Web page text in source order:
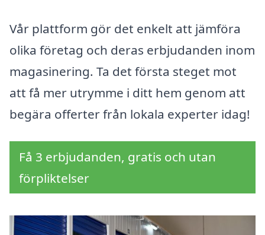
Vår plattform gör det enkelt att jämföra
olika företag och deras erbjudanden inom
magasinering. Ta det första steget mot
att få mer utrymme i ditt hem genom att
begära offerter från lokala experter idag!
Få 3 erbjudanden, gratis och utan
förpliktelser